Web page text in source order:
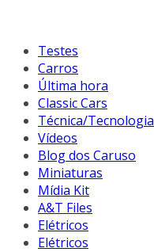
Testes
Carros
Última hora
Classic Cars
Técnica/Tecnologia
Vídeos
Blog dos Caruso
Miniaturas
Mídia Kit
A&T Files
Elétricos
Elétricos